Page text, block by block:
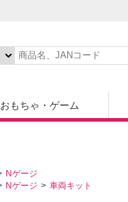
おもちゃ・ゲーム
Nゲージ
Nゲージ 車両キット